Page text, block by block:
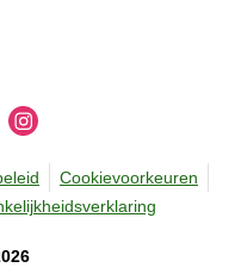
Cookievoorkeuren